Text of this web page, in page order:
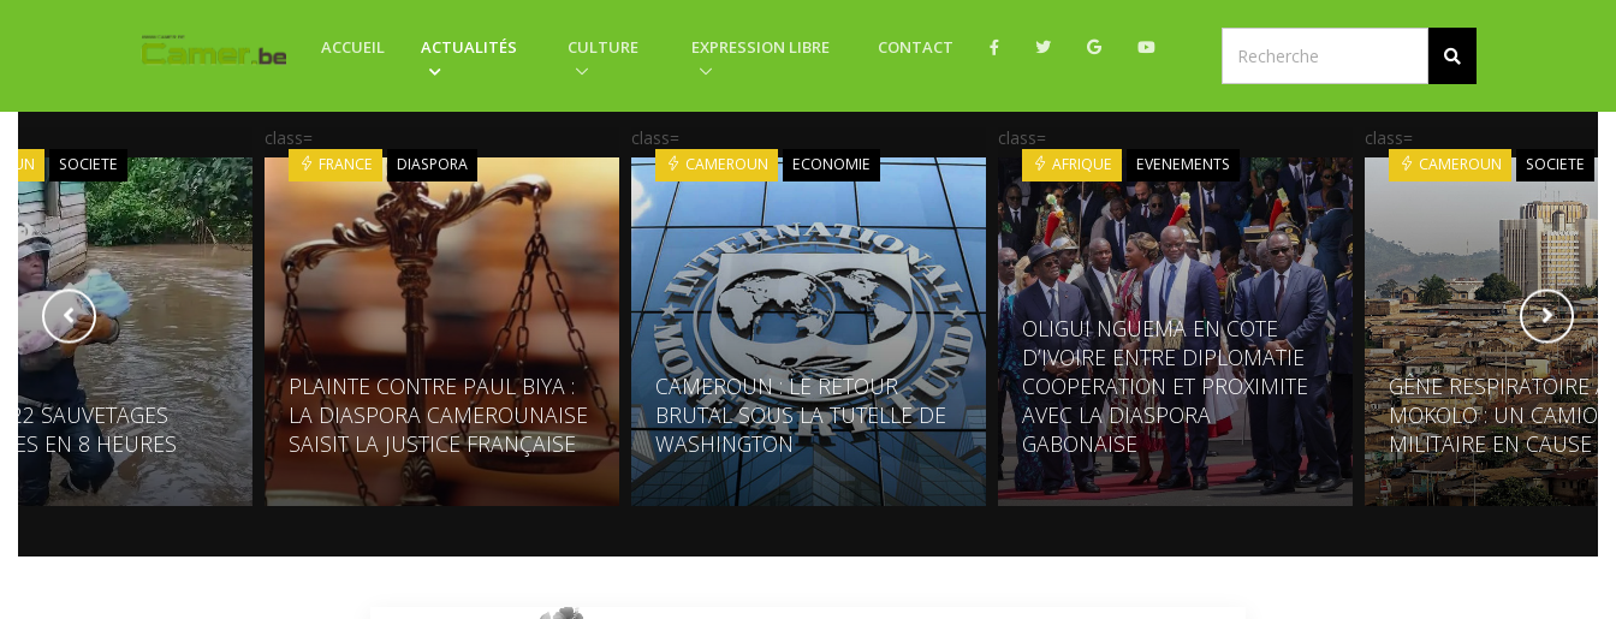
ACCUEIL ACTUALITÉS CULTURE EXPRESSION LIBRE CONTACT
SOCIETE
22 SAUVETAGES
EN 8 HEURES
class=
FRANCE DIASPORA
PLAINTE CONTRE PAUL BIYA :
LA DIASPORA CAMEROUNAISE
SAISIT LA JUSTICE FRANÇAISE
class=
CAMEROUN ECONOMIE
CAMEROUN : LE RETOUR
BRUTAL SOUS LA TUTELLE DE
WASHINGTON
class=
AFRIQUE EVENEMENTS
OLIGUI NGUEMA EN COTE
D’IVOIRE ENTRE DIPLOMATIE
COOPERATION ET PROXIMITE
AVEC LA DIASPORA
GABONAISE
class=
CAMEROUN SOCIETE
GÊNE RESPIRATOIRE
MOKOLO : UN CAMION
MILITAIRE EN CAUSE